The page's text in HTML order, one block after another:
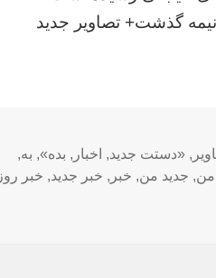
گذشت+ تصاویر جدید
,«دستت جدید, اخبار , بده», به,
من, جدید من, خبر , خبر جدید, خبر روز